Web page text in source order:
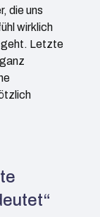
die uns
wirklich
geht. Letzte